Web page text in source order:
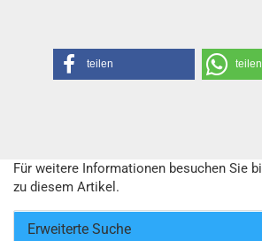
teilen teilen
Für weitere Informationen besuchen Sie
zu diesem Artikel.
Erweiterte Suche